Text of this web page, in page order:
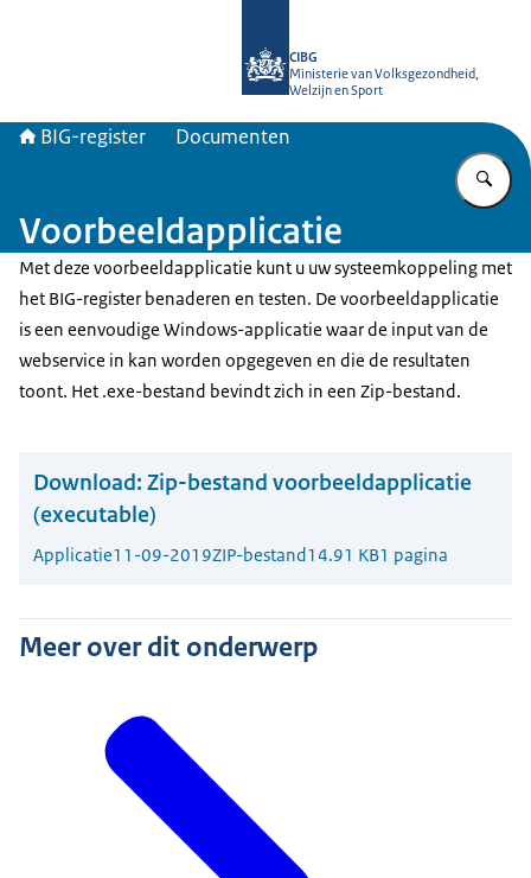
CIBG
Ministerie van Volksgezondheid,
Welzijn en Sport
BIG-register Documenten
Voorbeeldapplicatie
Met deze voorbeeldapplicatie kunt u uw systeemkoppeling met
het BIG-register benaderen en testen. De voorbeeldapplicatie
is een eenvoudige Windows-applicatie waar de input van de
webservice in kan worden opgegeven en die de resultaten
toont. Het .exe-bestand bevindt zich in een Zip-bestand.
Download: Zip-bestand voorbeeldapplicatie
(executable)
Applicatie11-09-2019ZIP-bestand14.91 KB1 pagina
Meer over dit onderwerp